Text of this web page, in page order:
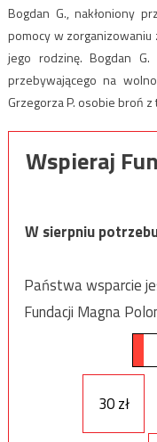
Bogdan G., nakłoniony
pomocy w zorganizowaniu
jego rodzinę. Bogdan
przebywającego na
Grzegorza P. osobie broń z
Wspieraj
W sierpniu
Państwa wsparcie
Fundacji Magna
30 zł